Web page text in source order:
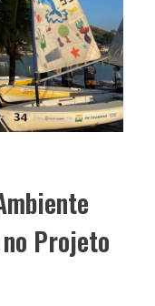
Projeto